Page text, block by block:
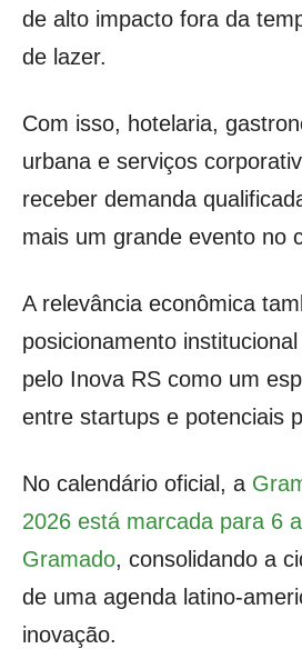
de alto impacto fora da
de lazer.
Com isso, hotelaria,
urbana e serviços
receber demanda
mais um grande evento no
A relevância econômica
posicionamento
pelo Inova RS como um
entre startups e potenciais
No calendário oficial, a
2026 está marcada para 6
Gramado, consolidando a
de uma agenda latino-
inovação.